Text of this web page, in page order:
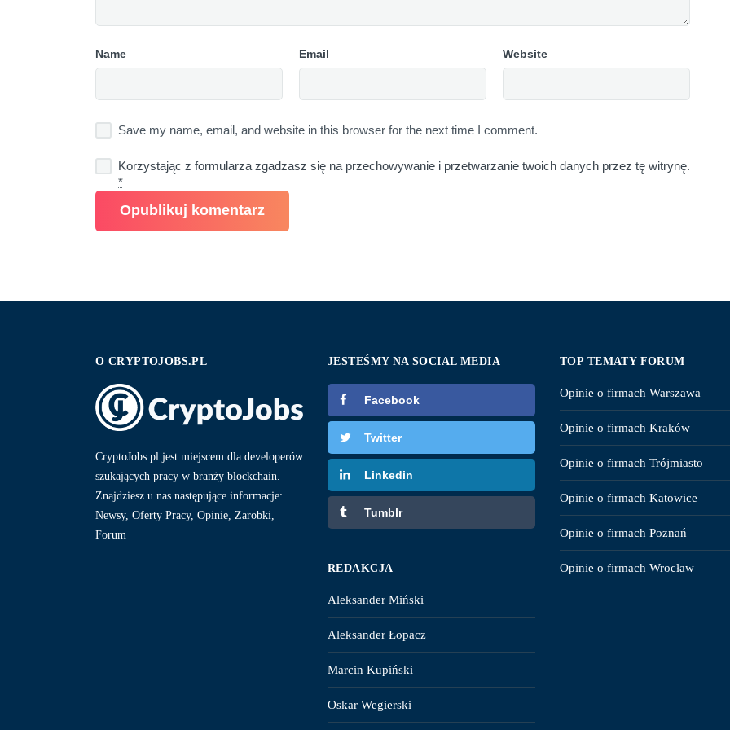
Name Email Website
Save my name, email, and website in this browser for the next time I comment.
Korzystając z formularza zgadzasz się na przechowywanie i przetwarzanie twoich danych przez tę witrynę.
*
O CRYPTOJOBS.PL
CryptoJobs.pl jest miejscem dla developerów
szukających pracy w branży blockchain.
Znajdziesz u nas następujące informacje:
Newsy, Oferty Pracy, Opinie, Zarobki,
Forum
JESTEŚMY NA SOCIAL MEDIA
Facebook
Twitter
Linkedin
Tumblr
REDAKCJA
Aleksander Miński
Aleksander Łopacz
Marcin Kupiński
Oskar Wegierski
TOP TEMATY FORUM
Opinie o firmach Warszawa
Opinie o firmach Kraków
Opinie o firmach Trójmiasto
Opinie o firmach Katowice
Opinie o firmach Poznań
Opinie o firmach Wrocław